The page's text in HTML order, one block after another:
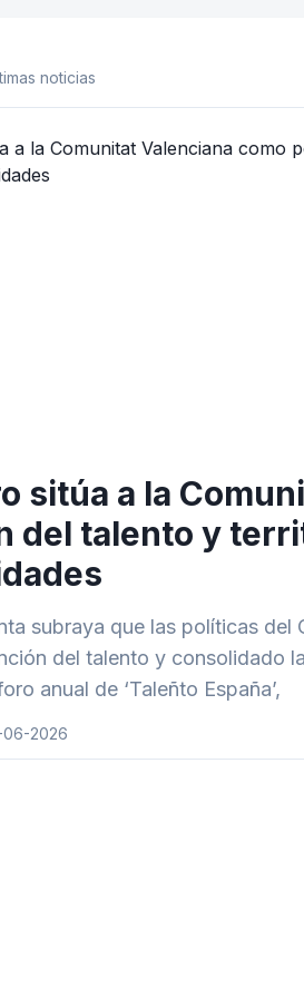
noticias
sitúa a la
del talento y
subraya que las políticas del
del talento y consolidado
anual de ‘Taleñto España’,
06-2026